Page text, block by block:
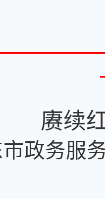
赓续
政务服务